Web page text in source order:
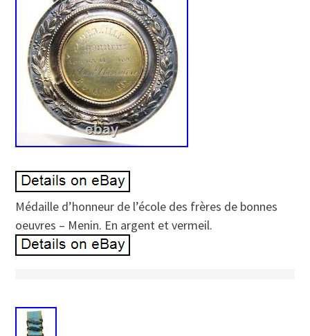
Médaille d’honneur de l’école des frères de bonnes
oeuvres – Menin. En argent et vermeil.